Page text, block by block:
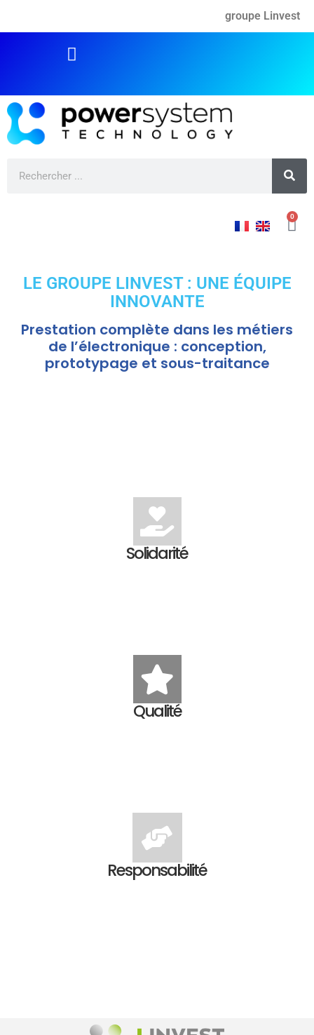
groupe Linvest
0
LE GROUPE LINVEST : UNE ÉQUIPE
INNOVANTE
Prestation complète dans les métiers
de l’électronique : conception,
prototypage et sous-traitance
Solidarité
Qualité
Responsabilité